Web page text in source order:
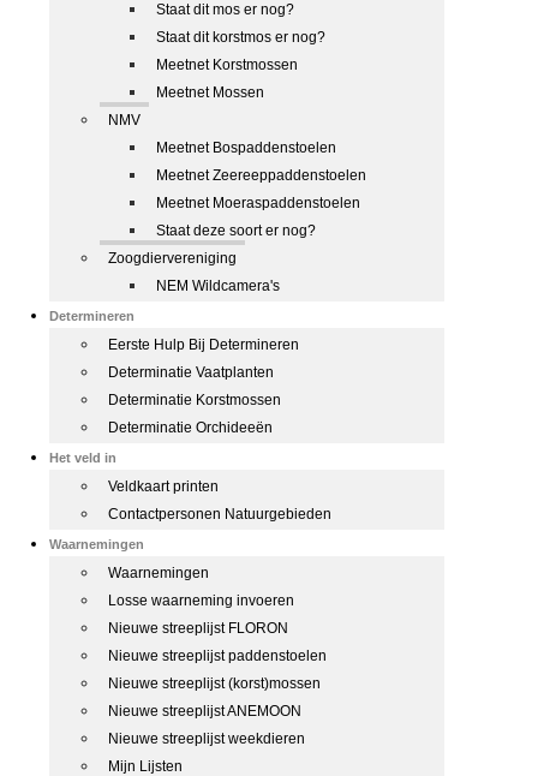
Staat dit mos er nog?
Staat dit korstmos er nog?
Meetnet Korstmossen
Meetnet Mossen
NMV
Meetnet Bospaddenstoelen
Meetnet Zeereeppaddenstoelen
Meetnet Moeraspaddenstoelen
Staat deze soort er nog?
Zoogdiervereniging
NEM Wildcamera's
Determineren
Eerste Hulp Bij Determineren
Determinatie Vaatplanten
Determinatie Korstmossen
Determinatie Orchideeën
Het veld in
Veldkaart printen
Contactpersonen Natuurgebieden
Waarnemingen
Waarnemingen
Losse waarneming invoeren
Nieuwe streeplijst FLORON
Nieuwe streeplijst paddenstoelen
Nieuwe streeplijst (korst)mossen
Nieuwe streeplijst ANEMOON
Nieuwe streeplijst weekdieren
Mijn Lijsten